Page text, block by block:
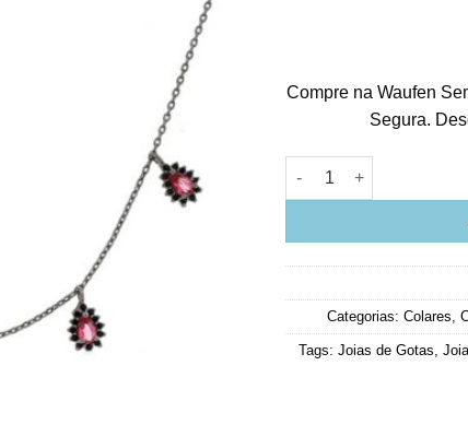
Compre na Waufen
Segura.
Colar Semi Joia Rodio
Categorias: Colares
Tags: Joias de Gotas